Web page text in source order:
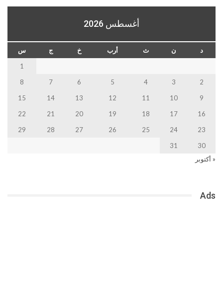
أغسطس 2026
د ن ث أرب خ ج
س
1
2
3
4
5
6
7
8
9
10
11
12
13
14
15
16
17
18
19
20
21
22
23
24
25
26
27
28
29
30
31
« أكتوبر
Ads